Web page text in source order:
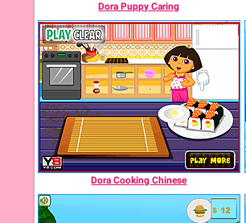
Dora Puppy Caring
Dora Cooking Chinese